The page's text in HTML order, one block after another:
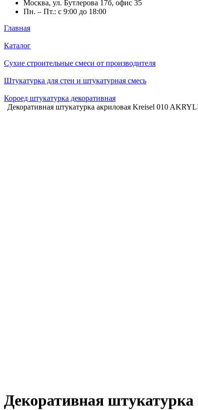
Москва, ул. Бутлерова 17б, офис 35
Пн. – Пт.: с 9:00 до 18:00
Главная
Каталог
Сухие строительные смеси от производителя
Штукатурка для стен и штукатурная смесь
Короед штукатурка декоративная
Декоративная штукатурка акриловая Kreisel 010
Декоративная